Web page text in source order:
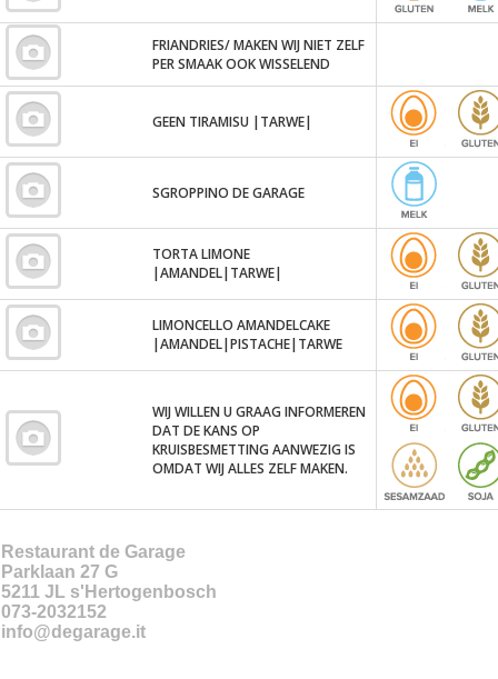
FRIANDRIES/ MAKEN WIJ NIET ZELF
PER SMAAK OOK WISSELEND
GEEN TIRAMISU |TARWE|
SGROPPINO DE GARAGE
TORTA LIMONE
|AMANDEL|TARWE|
LIMONCELLO AMANDELCAKE
|AMANDEL|PISTACHE|TARWE
WIJ WILLEN U GRAAG INFORMEREN
DAT DE KANS OP
KRUISBESMETTING AANWEZIG IS
OMDAT WIJ ALLES ZELF MAKEN.
Restaurant de Garage
Parklaan 27 G
5211 JL s'Hertogenbosch
073-2032152
info@degarage.it